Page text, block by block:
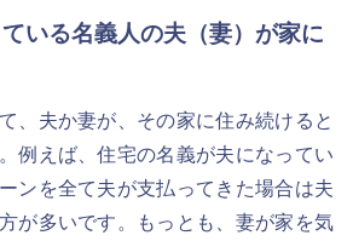
いる名義人の夫（妻）が家に
、夫か妻が、その家に住み続けると
例えば、住宅の名義が夫になってい
ンを全て夫が支払ってきた場合は夫
が多いです。もっとも、妻が家を気